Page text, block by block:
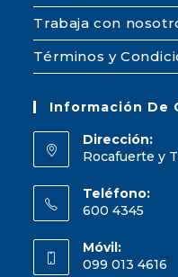
Trabaja con
Términos y
Información De
Dirección:
Rocafuerte y
Teléfono:
600 4345
Móvil:
099 013 4616